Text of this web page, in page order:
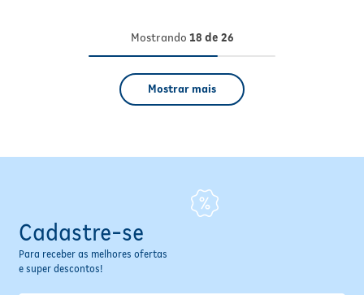
Mostrando 18 de 26
Mostrar mais
Cadastre-se
Para receber as melhores ofertas
e super descontos!